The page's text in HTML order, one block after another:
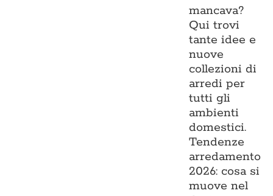
mancava?
Qui trovi
tante idee e
nuove
collezioni di
arredi per
tutti gli
ambienti
domestici.
Tendenze
arredamento
2026: cosa si
muove nel